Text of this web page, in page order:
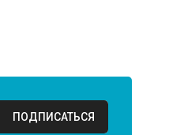
ПОДПИСАТЬСЯ